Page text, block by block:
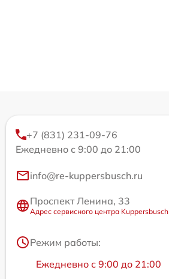
+7 (831) 231-09-76
Ежедневно с 9:00 до 21:00
info@re-kuppersbusch.ru
Проспект Ленина, 33
Адрес сервисного центра Kuppersbusch
Режим работы:
Ежедневно с 9:00 до 21:00